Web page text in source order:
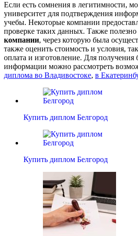
Если есть сомнения в легитимности,
университет для подтверждения
учебы. Некоторые компании
проверке таких данных. Также
компании, через которую была
также оценить стоимость и условия,
оплата и изготовление. Для получения
информации можно рассмотреть
диплома во Владивостоке, в
Купить диплом Белгород
Купить диплом Белгород